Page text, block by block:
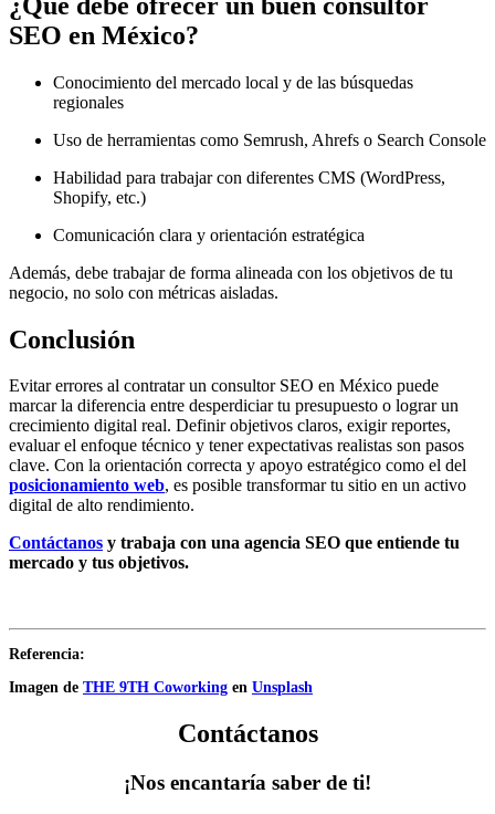
SEO en México?
Conocimiento del mercado local y de las búsquedas
regionales
Uso de herramientas como Semrush, Ahrefs o Search Console
Habilidad para trabajar con diferentes CMS (WordPress,
Shopify, etc.)
Comunicación clara y orientación estratégica
Además, debe trabajar de forma alineada con los objetivos de tu
negocio, no solo con métricas aisladas.
Conclusión
Evitar errores al contratar un consultor SEO en México puede
marcar la diferencia entre desperdiciar tu presupuesto o lograr un
crecimiento digital real. Definir objetivos claros, exigir reportes,
evaluar el enfoque técnico y tener expectativas realistas son pasos
clave. Con la orientación correcta y apoyo estratégico como el del
posicionamiento web, es posible transformar tu sitio en un activo
digital de alto rendimiento.
Contáctanos y trabaja con una agencia SEO que entiende tu
mercado y tus objetivos.
Referencia:
Imagen de THE 9TH Coworking en Unsplash
Contáctanos
¡Nos encantaría saber de ti!